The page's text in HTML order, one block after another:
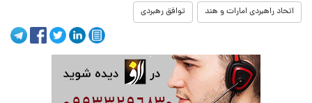
اتحاد راهبردی امارات و هند توافق رهبردی